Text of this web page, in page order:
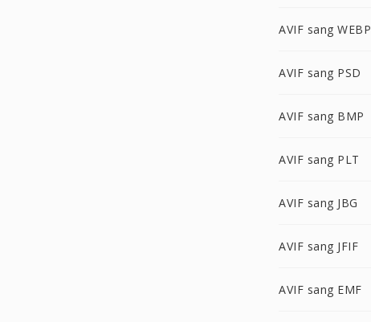
AVIF sang WEBP
AVIF sang PSD
AVIF sang BMP
AVIF sang PLT
AVIF sang JBG
AVIF sang JFIF
AVIF sang EMF